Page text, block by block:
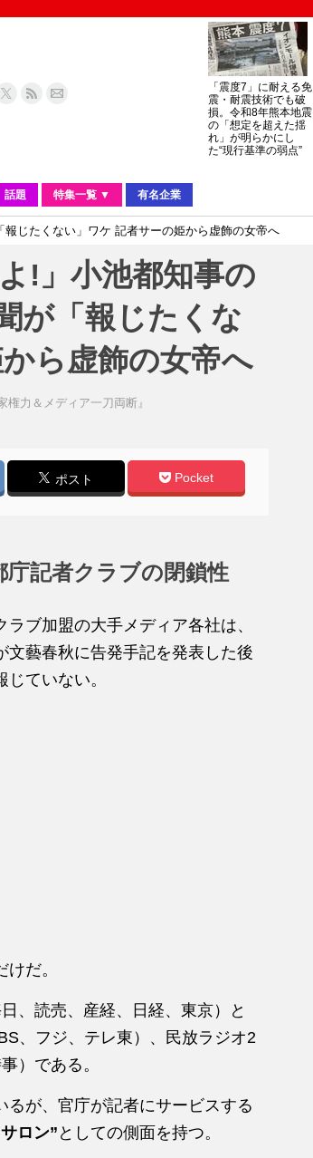
「震度7」に耐える免
震・耐震技術でも破
損。令和8年熊本地震
の「想定を超えた揺
れ」が明らかにし
た“現行基準の弱点”
話題 特集一覧 ▼ 有名企業
じたくない」ワケ 記者サーの姫から虚飾の女帝へ
!」小池都知事の
が「報じたくな
ら虚飾の女帝へ
力＆メディア一刀両断』
ポスト Pocket
記者クラブの閉鎖性
ブ加盟の大手メディア各社は、
藝春秋に告発手記を発表した後
ていない。
だ。
、読売、産経、日経、東京）と
、フジ、テレ東）、民放ラジオ2
）である。
が、官庁が記者にサービスする
ロン”としての側面を持つ。